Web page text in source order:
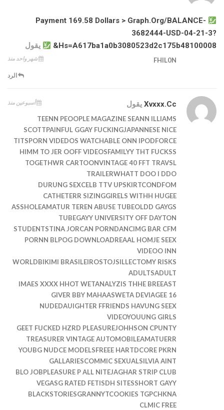
Payment 169.58 Dollars > Graph.org/BALANCE-
3682444-USD-04-21-3?
Hs=a617ba1a0b3080523d2c175b48100008&
يقول
شهر واحد منذ FHIL0N
الرد
Xvxxx.cc يقول أسبوعين منذ
TEENN PEOOPLE MAGAZINE SEANN ILLIAMS
SCOTTPAINFUL GGAY FUCKINGJAPANNESE NICE
TITSPORN VIDEDOS WATCHABLE ONN IPODFORCE
HIMM TO JER OOFF VIDEOSFAMILYY THT FUCKSS
TOGETHWR CARTOONVINTAGE 40 FFT TRAVSL
TRAILERWHATT DOO I DDO
DURUNG SEXCELB TTV UPSKIRTCONDFOM
CATHETERR SIZINGGIRELS WITHH HUGEE
ASSHOLEAMATUR TEREN ABUSE TUBEOLDD GAYGS
TUBEGAYY UNIVERSITY OFF DAYTON
STUDENTSTINA JORCAN PORNDANCIMG BAR CFM
PORNN BLPOG DOWNLOADREAAL HOMJE SEEX
VIDEOO INN
WORLDBIKIMI BRASILEIROSTOJSILLECTOMY RISKS
ADULTSADULT
IMAES XXXX HHOT WETANALYZIS THHE BREEAST
GIVER BBY MAHAASWETA DEVIAGEE 16
NUDEDAUIGHTER FFRIENDS HAVUNG SEEX
VIDEOYOUUNG GIRLS
GEET FUCKED HZRD PLEASUREJOHHSON CPUNTY
TREASURER VINTAGE AUTOMOBILEAMATUERR
YOUBG NUDCE MODELSFREEE HARTDCORE PKRN
GALLARIESCOMMIC SEXUALSILVIA AINT
BLO JOBPLEASURE P ALL NITEJAGHAR STRIP CLUB
VEGASG RATED FETISDH SITESSHORT GAYY
BLACKSTORIESGRANNYTCOOKIES TGPCHKNA
CLMIC FREE